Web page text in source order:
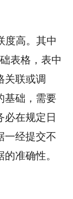
度高。其中
表格，表中
关联或调
基础，需要
在规定日
一经提交不
准确性。